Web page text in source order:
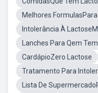
Melhores
Intolerância À
Lanches Para Qem
CardápioZero Lactose
Tratamento Para
Lista De